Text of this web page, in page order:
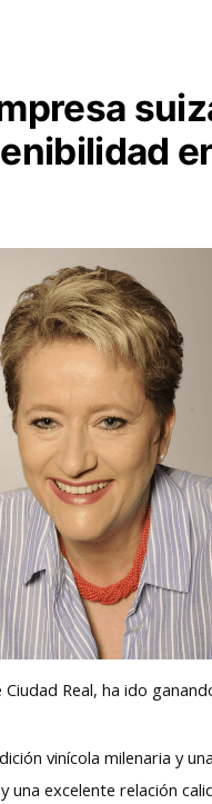
Ciudad Real, ha ido
vinícola milenaria y
una excelente relación